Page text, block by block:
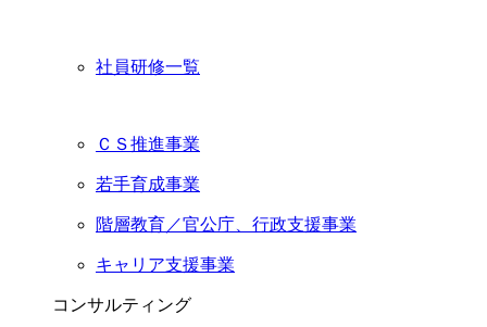
社員研修一覧
ＣＳ推進事業
若手育成事業
階層教育／官公庁、行政支援事業
キャリア支援事業
コンサルティング